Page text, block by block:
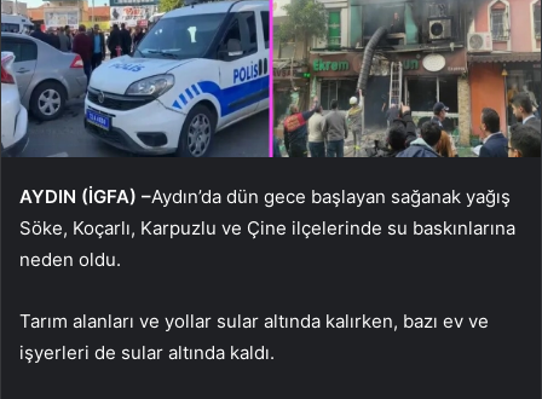
AYDIN ​​​​(İGFA) –Aydın’da dün gece başlayan sağanak yağış
Söke, Koçarlı, Karpuzlu ve Çine ilçelerinde su baskınlarına
neden oldu.
Tarım alanları ve yollar sular altında kalırken, bazı ev ve
işyerleri de sular altında kaldı.